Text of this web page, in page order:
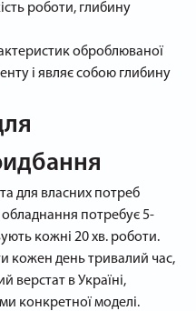
роботи, глибину
оброблюваної
і являє собою глибину
для власних потреб
потребує 5-
кожні 20 хв. роботи.
кожен день тривалий час,
верстат в Україні,
конкретної моделі.